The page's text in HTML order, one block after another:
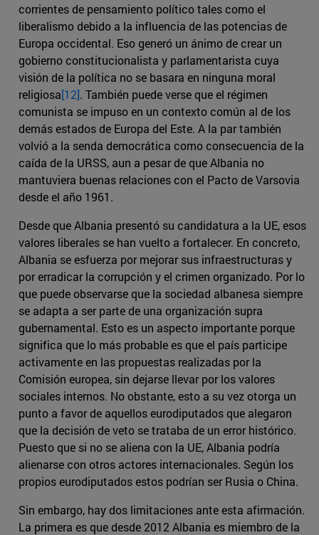
corrientes de pensamiento político tales como el
liberalismo debido a la influencia de las potencias de
Europa occidental. Eso generó un ánimo de crear un
gobierno constitucionalista y parlamentarista cuya
visión de la política no se basara en ninguna moral
religiosa[12]. También puede verse que el régimen
comunista se impuso en un contexto común al de los
demás estados de Europa del Este. A la par también
volvió a la senda democrática como consecuencia de la
caída de la URSS, aun a pesar de que Albania no
mantuviera buenas relaciones con el Pacto de Varsovia
desde el año 1961.
Desde que Albania presentó su candidatura a la UE, esos
valores liberales se han vuelto a fortalecer. En concreto,
Albania se esfuerza por mejorar sus infraestructuras y
por erradicar la corrupción y el crimen organizado. Por lo
que puede observarse que la sociedad albanesa siempre
se adapta a ser parte de una organización supra
gubernamental. Esto es un aspecto importante porque
significa que lo más probable es que el país participe
activamente en las propuestas realizadas por la
Comisión europea, sin dejarse llevar por los valores
sociales internos. No obstante, esto a su vez otorga un
punto a favor de aquellos eurodiputados que alegaron
que la decisión de veto se trataba de un error histórico.
Puesto que si no se aliena con la UE, Albania podría
alienarse con otros actores internacionales. Según los
propios eurodiputados estos podrían ser Rusia o China.
Sin embargo, hay dos limitaciones ante esta afirmación.
La primera es que desde 2012 Albania es miembro de la